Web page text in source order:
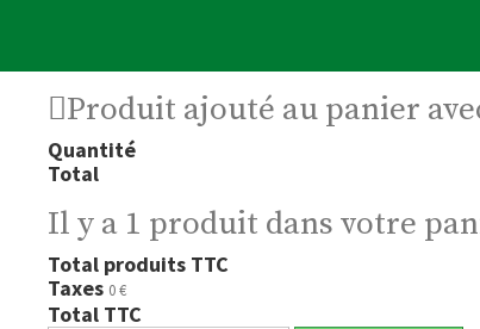
Produit ajouté au panier
Quantité
Total
Il y a 1 produit dans votre
Total produits TTC
Taxes 0 €
Total TTC